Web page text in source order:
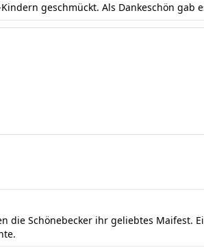
geschmückt. Als Dankeschön gab
die Schönebecker ihr geliebtes Maifest.